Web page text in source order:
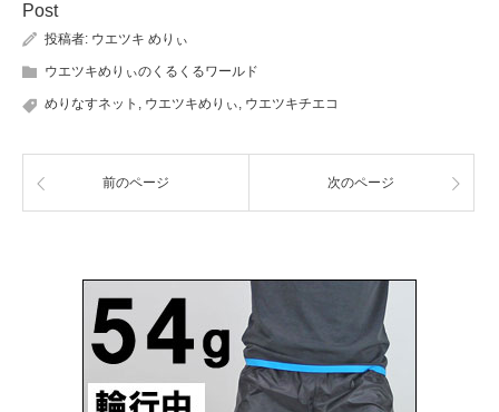
Post
投稿者: ウエツキ めりぃ
ウエツキめりぃのくるくるワールド
めりなすネット , ウエツキめりぃ, ウエツキチエコ
前のページ 次のページ